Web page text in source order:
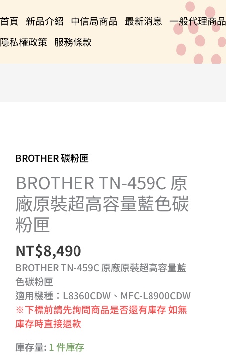
首頁 新品介紹 中信局商品 最新消息 一般代理商品
隱私權政策 服務條款
BROTHER 碳粉匣
BROTHER TN-459C 原
廠原裝超高容量藍色碳
粉匣
NT$8,490
BROTHER TN-459C 原廠原裝超高容量藍
色碳粉匣
適用機種：L8360CDW、MFC-L8900CDW
※下標前請先詢問商品是否還有庫存 如無
庫存時直接退款
庫存量: 1 件庫存
BROTHER
TN-
459C
原
廠
原
裝
超
高
容
量
藍
色
碳
粉